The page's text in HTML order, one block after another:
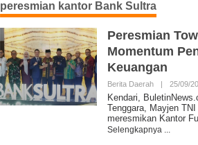
peresmian kantor Bank Sultra
Peresmian
Momentum
Keuangan
Berita Daerah | 25/09/
Kendari,
Tenggara, Mayjen
meresmikan Kantor
Selengkapnya